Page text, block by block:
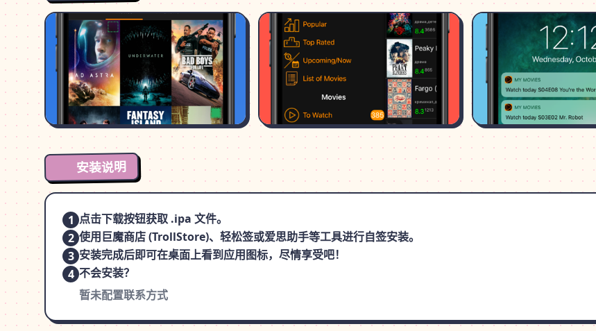
安装说明
1 点击下载按钮获取 .ipa 文件。
2 使用巨魔商店 (TrollStore)、轻松签或爱思助手等工具进行自签安装。
3 安装完成后即可在桌面上看到应用图标，尽情享受吧！
4 不会安装？
暂未配置联系方式